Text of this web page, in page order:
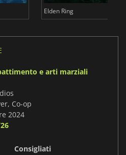
Elden Ring
e arti marziali
Co-op
2024
Consigliati